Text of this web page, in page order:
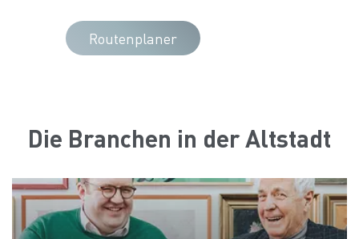
Routenplaner
Die Branchen in der Altstadt